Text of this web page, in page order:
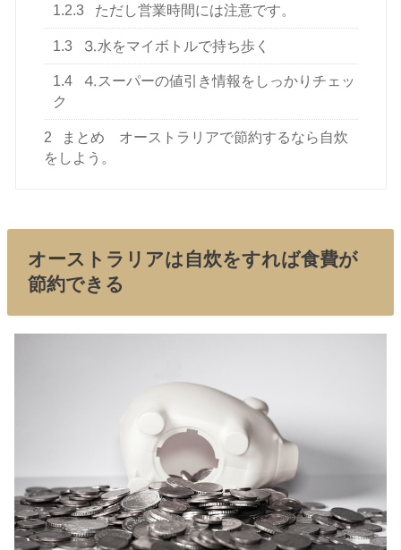
1.2.3 ただし営業時間には注意です。
1.3 ⒊水をマイボトルで持ち歩く
1.4
⒋スーパーの値引き情報をしっかりチェッ
ク
2
まとめ オーストラリアで節約するなら自炊
をしよう。
オーストラリアは自炊をすれば食費が
節約できる